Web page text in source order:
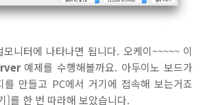
니터에 나타나면 됩니다. 오케이~~~~~ 이
예제를 수행해볼까요. 아두이노 보드가
를 만들고 PC에서 거기에 접속해 보는거죠
]를 한 번 따라해 보았습니다.